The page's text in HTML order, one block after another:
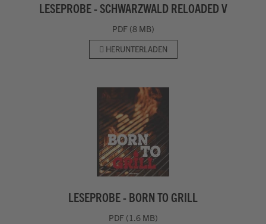
LESEPROBE - SCHWARZWALD RELOADED V
PDF (8 MB)
HERUNTERLADEN
LESEPROBE - BORN TO GRILL
PDF (1.6 MB)